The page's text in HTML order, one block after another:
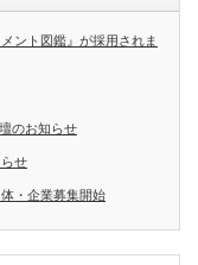
ント図鑑』が採用されま
のお知らせ
せ
・企業募集開始